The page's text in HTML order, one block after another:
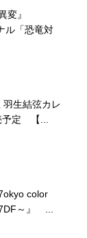
変』
ル「恐竜対
羽生結弦カレ
予定 【...
color
～』 ...